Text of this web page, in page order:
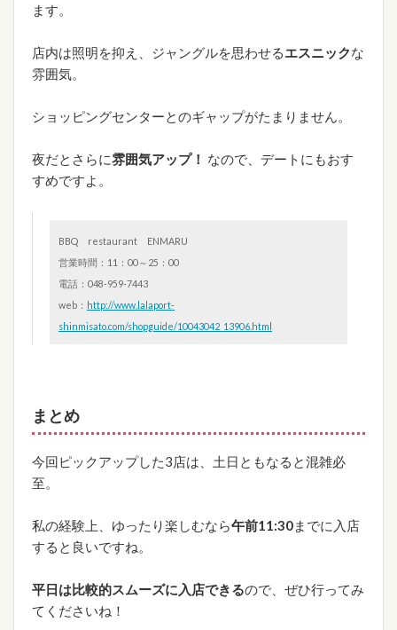
ます。
店内は照明を抑え、ジャングルを思わせる エスニックな
雰囲気。
ショッピングセンターとのギャップがたまりません。
夜だとさらに雰囲気アップ！ なので、デートにもおす
すめですよ。
BBQ restaurant ENMARU
営業時間：11：00～25：00
電話：048-959-7443
web： http://www.lalaport-
shinmisato.com/shopguide/10043042_13906.html
まとめ
今回ピックアップした3店は、土日ともなると混雑必
至。
私の経験上、ゆったり楽しむなら午前11:30までに入店
すると良いですね。
平日は比較的スムーズに入店できるので、ぜひ行ってみ
てくださいね！